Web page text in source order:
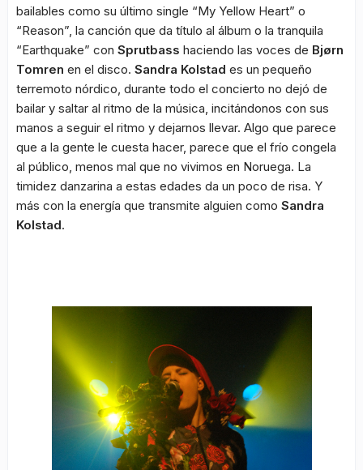
bailables como su último single “My Yellow Heart” o
“Reason”, la canción que da título al álbum o la tranquila
“Earthquake” con Sprutbass haciendo las voces de Bjørn
Tomren en el disco. Sandra Kolstad es un pequeño
terremoto nórdico, durante todo el concierto no dejó de
bailar y saltar al ritmo de la música, incitándonos con sus
manos a seguir el ritmo y dejarnos llevar. Algo que parece
que a la gente le cuesta hacer, parece que el frío congela
al público, menos mal que no vivimos en Noruega. La
timidez danzarina a estas edades da un poco de risa. Y
más con la energía que transmite alguien como Sandra
Kolstad.